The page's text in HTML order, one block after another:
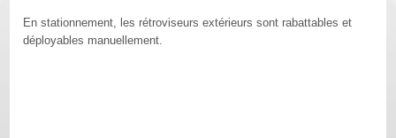
En stationnement, les rétroviseurs extérieurs sont rabattables et
déployables manuellement.